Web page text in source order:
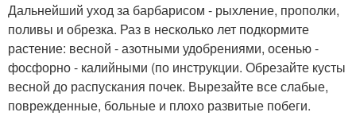
Дальнейший уход за барбарисом - рыхление, прополки,
поливы и обрезка. Раз в несколько лет подкормите
растение: весной - азотными удобрениями, осенью -
фосфорно - калийными (по инструкции. Обрезайте кусты
весной до распускания почек. Вырезайте все слабые,
поврежденные, больные и плохо развитые побеги.